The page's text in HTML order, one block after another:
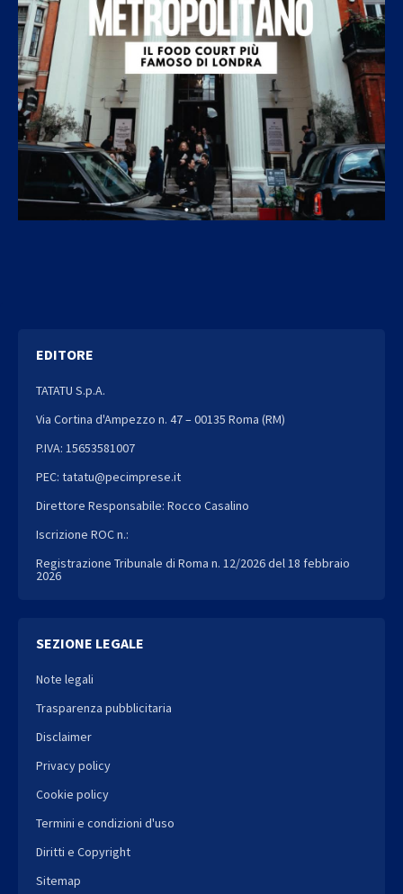
EDITORE
TATATU S.p.A.
Via Cortina d'Ampezzo n. 47 – 00135 Roma (RM)
P.IVA: 15653581007
PEC: tatatu@pecimprese.it
Direttore Responsabile: Rocco Casalino
Iscrizione ROC n.:
Registrazione Tribunale di Roma n. 12/2026 del 18 febbraio
2026
SEZIONE LEGALE
Note legali
Trasparenza pubblicitaria
Disclaimer
Privacy policy
Cookie policy
Termini e condizioni d'uso
Diritti e Copyright
Sitemap